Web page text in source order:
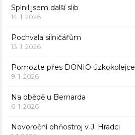
Splnil jsem další slib
14. 1. 2026
Pochvala silničářům
13. 1. 2026
Pomozte přes DONIO úzkokolejce
9. 1. 2026
Na obědě u Bernarda
6. 1. 2026
Novoroční ohňostroj v J. Hradci